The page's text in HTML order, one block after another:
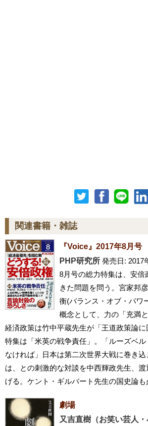
関連書籍・雑誌
『Voice』2017年8月号
PHP研究所 発売日: 2017
8月号の総力特集は、安倍
きた問題を問う。宮家邦
衡(バランス・オブ・パワ
概念として、力の「充満
経済政策は竹中平蔵先生が「王道政策論に
特集は「米英の戦争責任」。「ルーズベ
なければ」日本は第二次世界大戦に巻き
は、との刺激的な対談を中西輝政先生、
げる。ケント・ギルバート先生の国史論も
劇場
又吉直樹（お笑い芸人・